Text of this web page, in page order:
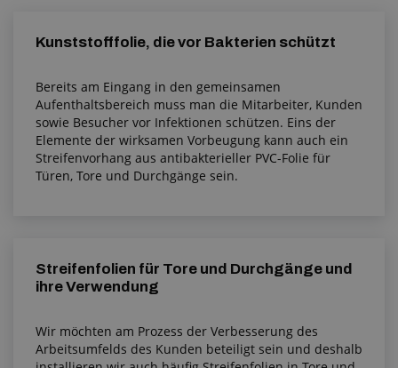
Kunststofffolie, die vor Bakterien schützt
Bereits am Eingang in den gemeinsamen
Aufenthaltsbereich muss man die Mitarbeiter, Kunden
sowie Besucher vor Infektionen schützen. Eins der
Elemente der wirksamen Vorbeugung kann auch ein
Streifenvorhang aus antibakterieller PVC-Folie für
Türen, Tore und Durchgänge sein.
Streifenfolien für Tore und Durchgänge und
ihre Verwendung
Wir möchten am Prozess der Verbesserung des
Arbeitsumfelds des Kunden beteiligt sein und deshalb